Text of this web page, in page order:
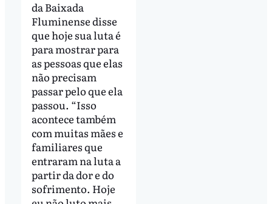
da Baixada
Fluminense disse
que hoje sua luta é
para mostrar para
as pessoas que elas
não precisam
passar pelo que ela
passou. “Isso
acontece também
com muitas mães e
familiares que
entraram na luta a
partir da dor e do
sofrimento. Hoje